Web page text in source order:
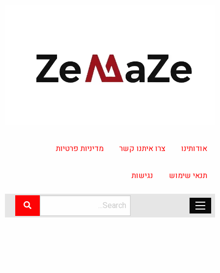
אודותינו צרו איתנו קשר מדיניות פרטיות
תנאי שימוש נגישות